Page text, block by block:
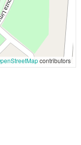
contributors